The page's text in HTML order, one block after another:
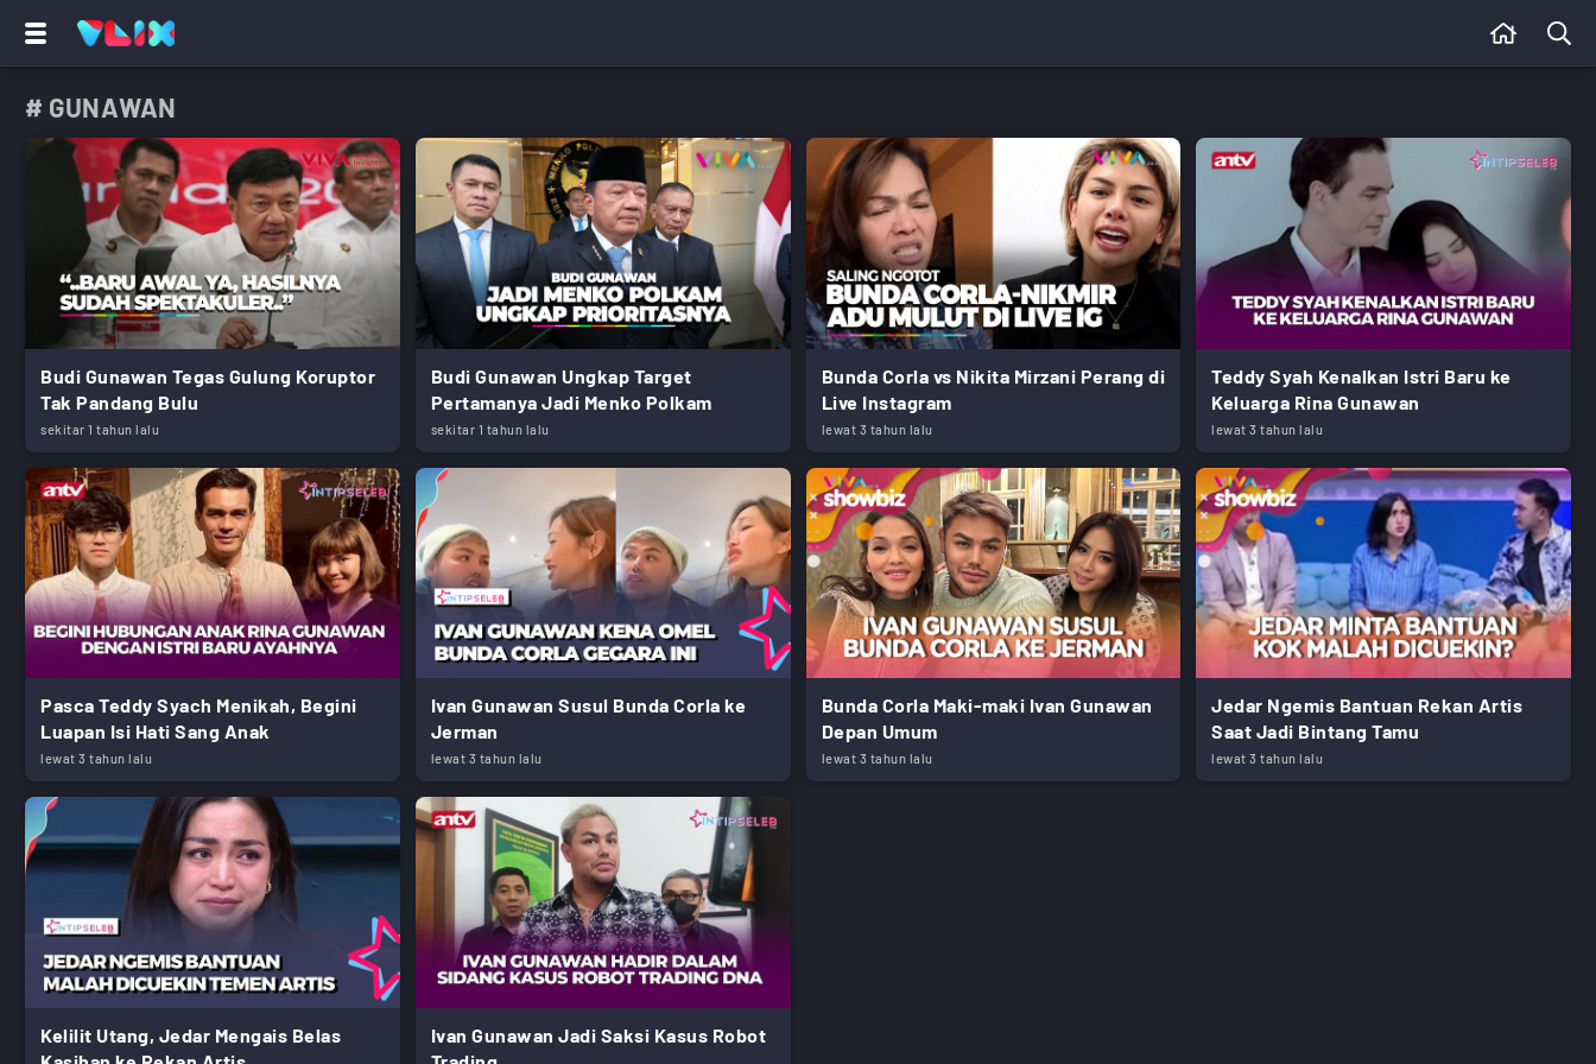
# GUNAWAN
Budi Gunawan Tegas Gulung Koruptor
Tak Pandang Bulu
sekitar 1 tahun lalu
Budi Gunawan Ungkap Target
Pertamanya Jadi Menko Polkam
sekitar 1 tahun lalu
Bunda Corla vs Nikita Mirzani Perang di
Live Instagram
lewat 3 tahun lalu
Teddy Syah Kenalkan Istri Baru ke
Keluarga Rina Gunawan
lewat 3 tahun lalu
Pasca Teddy Syach Menikah, Begini
Luapan Isi Hati Sang Anak
lewat 3 tahun lalu
Ivan Gunawan Susul Bunda Corla ke
Jerman
lewat 3 tahun lalu
Bunda Corla Maki-maki Ivan Gunawan
Depan Umum
lewat 3 tahun lalu
Jedar Ngemis Bantuan Rekan Artis
Saat Jadi Bintang Tamu
lewat 3 tahun lalu
Kelilit Utang, Jedar Mengais Belas
Ivan Gunawan Jadi Saksi Kasus Robot